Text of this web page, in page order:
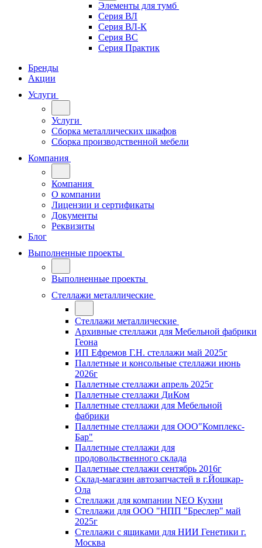
Элементы для тумб
Серия ВЛ
Серия ВЛ-К
Серия ВС
Серия Практик
Бренды
Акции
Услуги
Услуги
Сборка металлических шкафов
Сборка производственной мебели
Компания
Компания
О компании
Лицензии и сертификаты
Документы
Реквизиты
Блог
Выполненные проекты
Выполненные проекты
Стеллажи металлические
Стеллажи металлические
Архивные стеллажи для Мебельной фабрики
Геона
ИП Ефремов Г.Н. стеллажи май 2025г
Паллетные и консольные стеллажи июнь
2026г
Паллетные стеллажи апрель 2025г
Паллетные стеллажи ДиКом
Паллетные стеллажи для Мебельной
фабрики
Паллетные стеллажи для ООО"Комплекс-
Бар"
Паллетные стеллажи для
продовольственного склада
Паллетные стеллажи сентябрь 2016г
Склад-магазин автозапчастей в г.Йошкар-
Ола
Стеллажи для компании NEO Кухни
Стеллажи для ООО "НПП "Бреслер" май
2025г
Стеллажи с ящиками для НИИ Генетики г.
Москва